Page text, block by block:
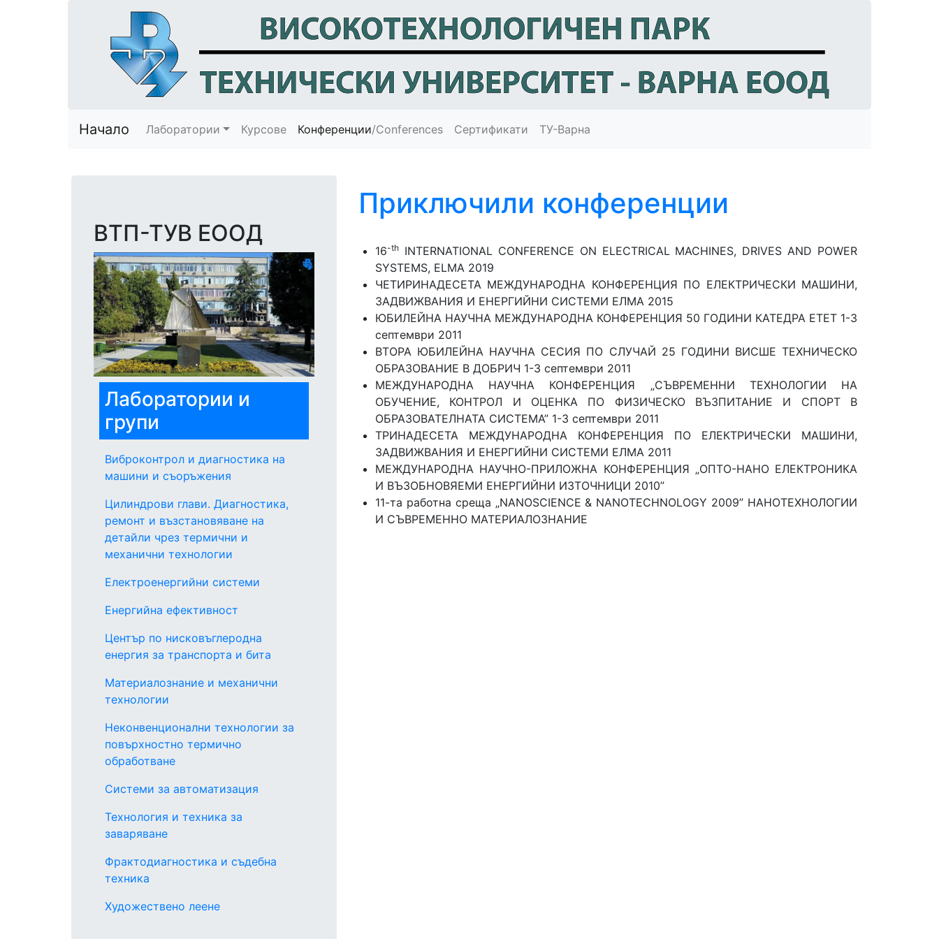
Начало Лаборатории Курсове Конференции/Conferences Сертификати ТУ-Варна
ВТП-ТУВ ЕООД
Лаборатории и
групи
Виброконтрол и диагностика на
машини и съоръжения
Цилиндрови глави. Диагностика,
ремонт и възстановяване на
детайли чрез термични и
механични технологии
Електроенергийни системи
Енергийна ефективност
Център по нисковъглеродна
енергия за транспорта и бита
Материалознание и механични
технологии
Неконвенционални технологии за
повърхностно термично
обработване
Системи за автоматизация
Технология и техника за
заваряване
Фрактодиагностика и съдебна
техника
Художествено леене
Приключили конференции
16-th INTERNATIONAL CONFERENCE ON ELECTRICAL MACHINES, DRIVES AND POWER
SYSTEMS, ELMA 2019
ЧЕТИРИНАДЕСЕТА МЕЖДУНАРОДНА КОНФЕРЕНЦИЯ ПО ЕЛЕКТРИЧЕСКИ МАШИНИ,
ЗАДВИЖВАНИЯ И ЕНЕРГИЙНИ СИСТЕМИ ЕЛМА 2015
ЮБИЛЕЙНА НАУЧНА МЕЖДУНАРОДНА КОНФЕРЕНЦИЯ 50 ГОДИНИ КАТЕДРА ЕТЕТ 1-3
септември 2011
ВТОРА ЮБИЛЕЙНА НАУЧНА СЕСИЯ ПО СЛУЧАЙ 25 ГОДИНИ ВИСШЕ ТЕХНИЧЕСКО
ОБРАЗОВАНИЕ В ДОБРИЧ 1-3 септември 2011
МЕЖДУНАРОДНА НАУЧНА КОНФЕРЕНЦИЯ „СЪВРЕМЕННИ ТЕХНОЛОГИИ НА
ОБУЧЕНИЕ, КОНТРОЛ И ОЦЕНКА ПО ФИЗИЧЕСКО ВЪЗПИТАНИЕ И СПОРТ В
ОБРАЗОВАТЕЛНАТА СИСТЕМА” 1-3 септември 2011
ТРИНАДЕСЕТА МЕЖДУНАРОДНА КОНФЕРЕНЦИЯ ПО ЕЛЕКТРИЧЕСКИ МАШИНИ,
ЗАДВИЖВАНИЯ И ЕНЕРГИЙНИ СИСТЕМИ ЕЛМА 2011
МЕЖДУНАРОДНА НАУЧНО-ПРИЛОЖНА КОНФЕРЕНЦИЯ „ОПТО-НАНО ЕЛЕКТРОНИКА
И ВЪЗОБНОВЯЕМИ ЕНЕРГИЙНИ ИЗТОЧНИЦИ 2010”
11-та работна среща „NANOSCIENCE & NANOTECHNOLOGY 2009” НАНОТЕХНОЛОГИИ
И СЪВРЕМЕННО МАТЕРИАЛОЗНАНИЕ